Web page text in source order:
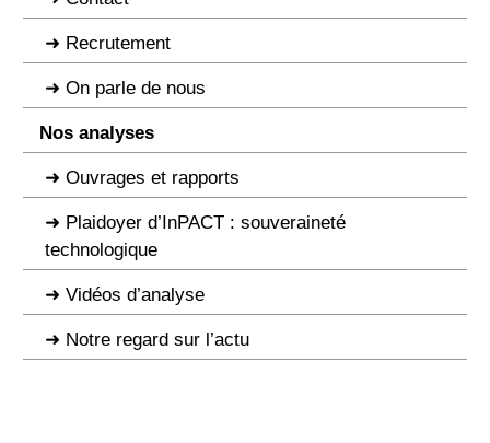
Recrutement
On parle de nous
Nos analyses
Ouvrages et rapports
Plaidoyer d’InPACT : souveraineté
technologique
Vidéos d’analyse
Notre regard sur l’actu